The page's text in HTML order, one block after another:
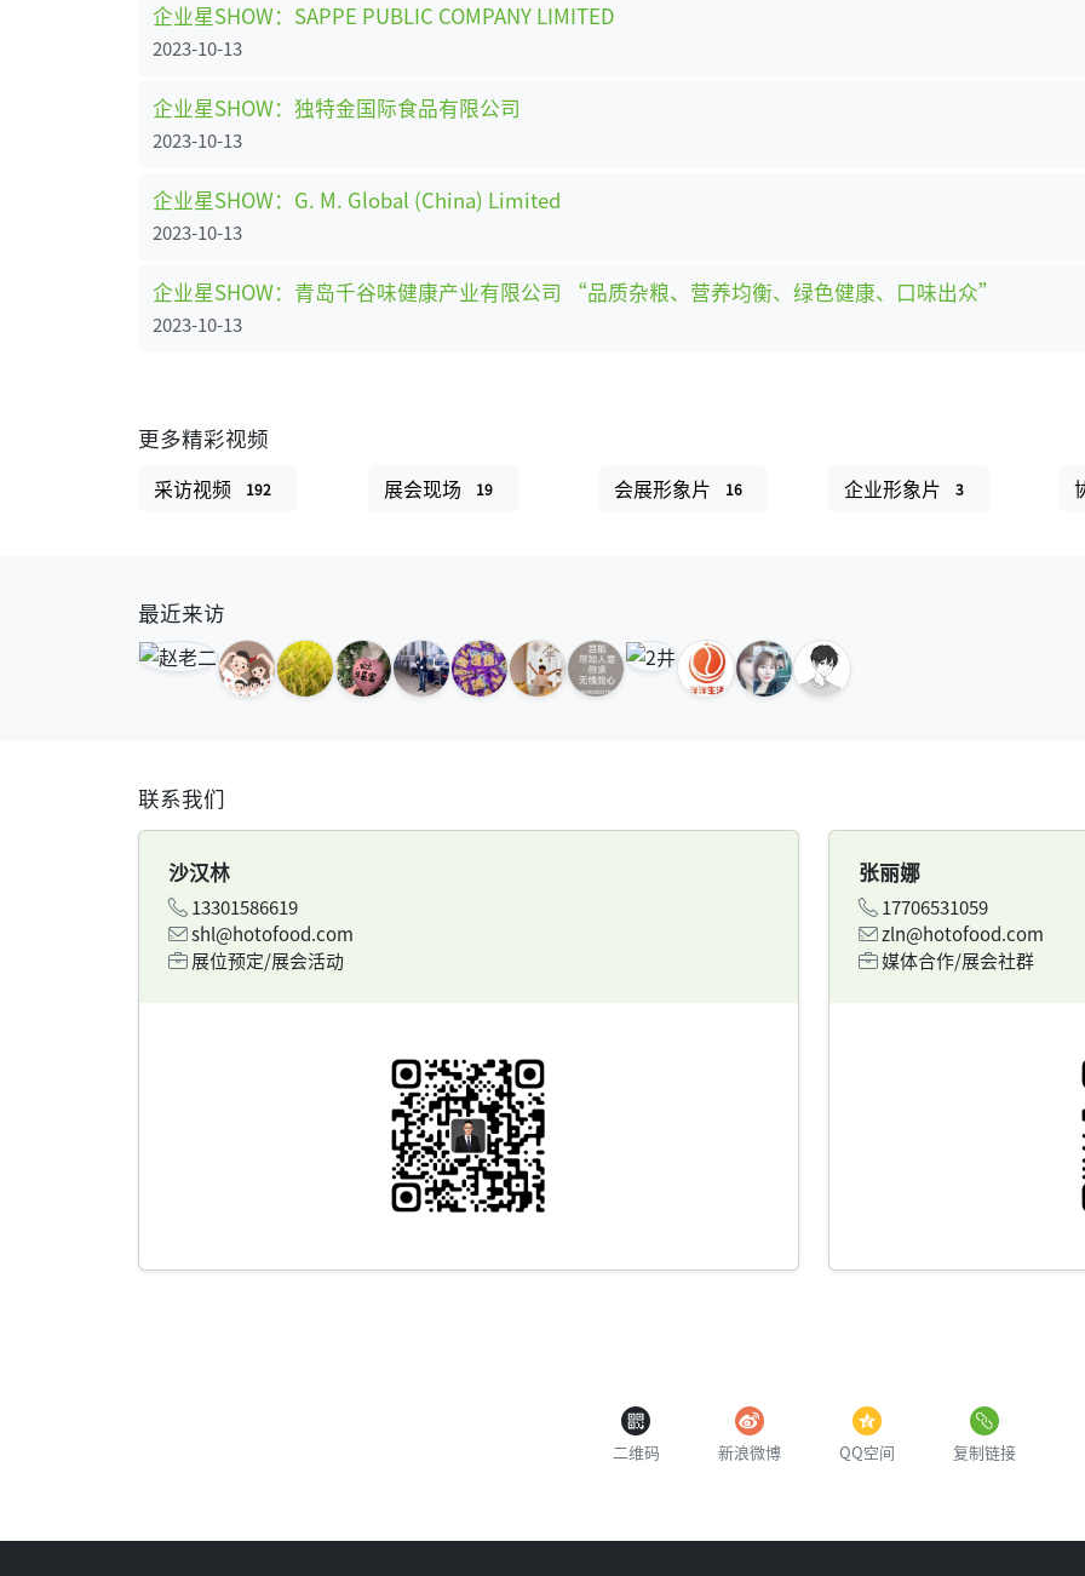
企业星SHOW：SAPPE PUBLIC COMPANY LIMITED
2023-10-13
企业星SHOW：独特金国际食品有限公司
2023-10-13
企业星SHOW：G. M. Global (China) Limited
2023-10-13
企业星SHOW：青岛千谷味健康产业有限公司 “品质杂粮、营养均衡、绿色健康、口味出众”
2023-10-13
更多精彩视频
采访视频 192 展会现场 19 会展形象片 16 企业形象片 3
最近来访
联系我们
沙汉林
13301586619
shl@hotofood.com
展位预定/展会活动
张丽娜
17706531059
zln@hotofood.com
媒体合作/展会社群
二维码 新浪微博 QQ空间 复制链接